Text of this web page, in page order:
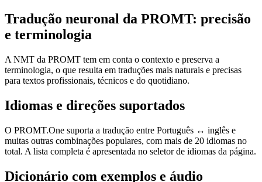
Tradução neuronal da PROMT: precisão
e terminologia
A NMT da PROMT tem em conta o contexto e preserva a
terminologia, o que resulta em traduções mais naturais e precisas
para textos profissionais, técnicos e do quotidiano.
Idiomas e direções suportados
O PROMT.One suporta a tradução entre Português ↔ inglês e
muitas outras combinações populares, com mais de 20 idiomas no
total. A lista completa é apresentada no seletor de idiomas da página.
Dicionário com exemplos e áudio